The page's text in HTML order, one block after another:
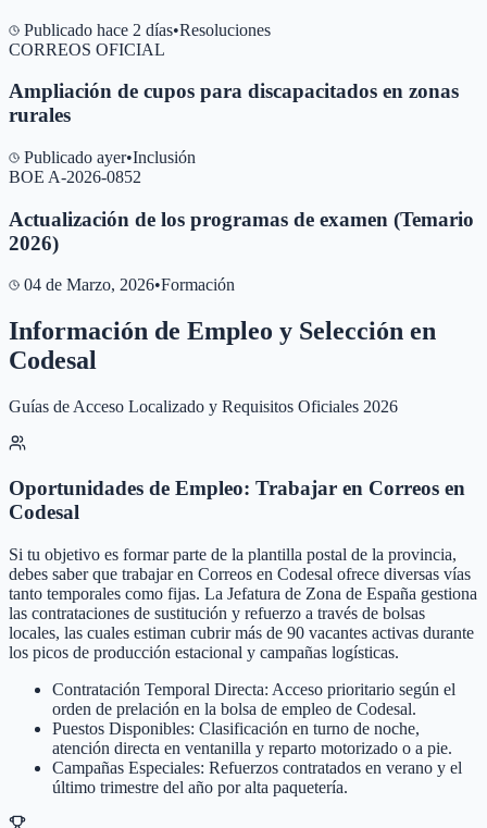
Publicado hace 2 días•Resoluciones
CORREOS OFICIAL
Ampliación de cupos para discapacitados en zonas
rurales
Publicado ayer•Inclusión
BOE A-2026-0852
Actualización de los programas de examen (Temario
2026)
04 de Marzo, 2026•Formación
Información de Empleo y Selección en
Codesal
Guías de Acceso Localizado y Requisitos Oficiales 2026
Oportunidades de Empleo: Trabajar en Correos en
Codesal
Si tu objetivo es formar parte de la plantilla postal de la provincia,
debes saber que trabajar en Correos en Codesal ofrece diversas vías
tanto temporales como fijas. La Jefatura de Zona de España gestiona
las contrataciones de sustitución y refuerzo a través de bolsas
locales, las cuales estiman cubrir más de 90 vacantes activas durante
los picos de producción estacional y campañas logísticas.
Contratación Temporal Directa: Acceso prioritario según el
orden de prelación en la bolsa de empleo de Codesal.
Puestos Disponibles: Clasificación en turno de noche,
atención directa en ventanilla y reparto motorizado o a pie.
Campañas Especiales: Refuerzos contratados en verano y el
último trimestre del año por alta paquetería.